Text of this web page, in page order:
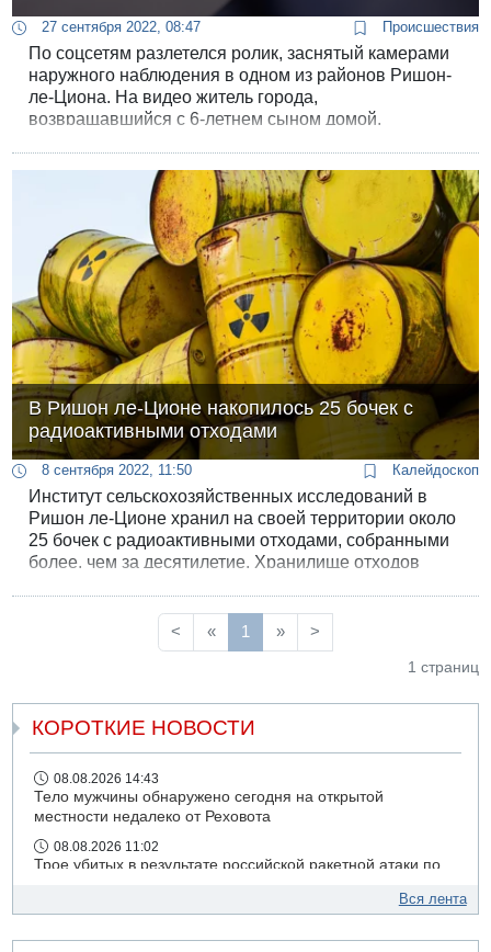
27 сентября 2022, 08:47 Происшествия
По соцсетям разлетелся ролик, заснятый камерами
наружного наблюдения в одном из районов Ришон-
ле-Циона. На видео житель города,
возвращавшийся с 6-летнем сыном домой,
позарилась на его дорогие часы.
В Ришон ле-Ционе накопилось 25 бочек с
радиоактивными отходами
8 сентября 2022, 11:50 Калейдоскоп
Институт сельскохозяйственных исследований в
Ришон ле-Ционе хранил на своей территории около
25 бочек с радиоактивными отходами, собранными
более, чем за десятилетие. Хранилище отходов
<
« 1 » >
1 страниц
КОРОТКИЕ НОВОСТИ
08.08.2026 14:43
Тело мужчины обнаружено сегодня на открытой
местности недалеко от Реховота
08.08.2026 11:02
Трое убитых в результате российской ракетной атаки по
07.08.2026 20:43
Вся лента